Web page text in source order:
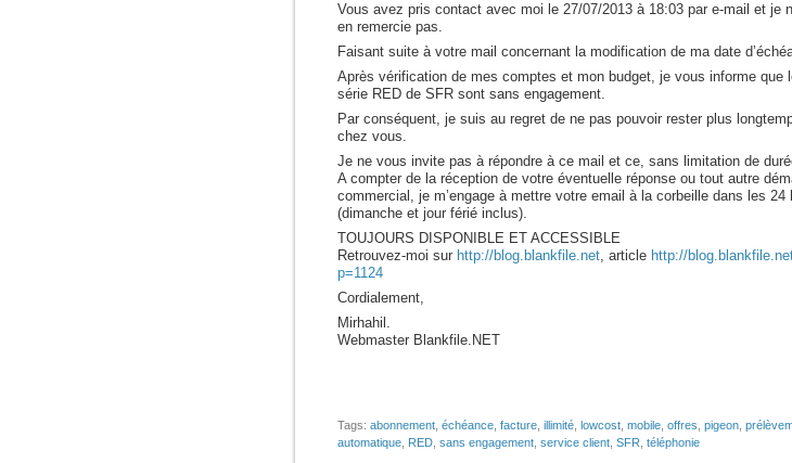
Vous avez pris contact avec moi le 27/07/2013 à 18:03 par e-mail et je
en remercie pas.
Faisant suite à votre mail concernant la modification de ma date
Après vérification de mes comptes et mon budget, je vous informe que
série RED de SFR sont sans engagement.
Par conséquent, je suis au regret de ne pas pouvoir rester plus
chez vous.
Je ne vous invite pas à répondre à ce mail et ce, sans limitation de
A compter de la réception de votre éventuelle réponse ou tout autre
commercial, je m’engage à mettre votre email à la corbeille dans les 24
(dimanche et jour férié inclus).
TOUJOURS DISPONIBLE ET ACCESSIBLE
Retrouvez-moi sur http://blog.blankfile.net, article http://
p=1124
Cordialement,
Mirhahil.
Webmaster Blankfile.NET
Tags: abonnement échéance facture illimité lowcost mobile offres pigeon
automatique RED sans engagement service client SFR téléphonie